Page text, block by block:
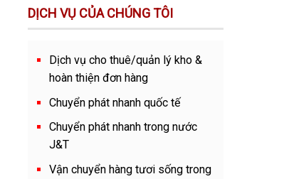
DỊCH VỤ CỦA CHÚNG TÔI
Dịch vụ cho thuê/quản lý kho &
hoàn thiện đơn hàng
Chuyển phát nhanh quốc tế
Chuyển phát nhanh trong nước
J&T
Vận chuyển hàng tươi sống trong